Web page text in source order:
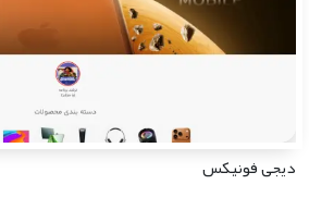
دیجی فونیکس